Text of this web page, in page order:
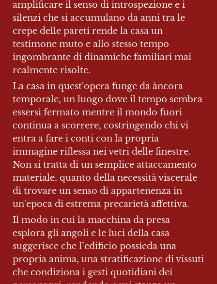
amplificare il senso di introspezione e i
silenzi che si accumulano da anni tra le
crepe delle pareti rende la casa un
testimone muto e allo stesso tempo
ingombrante di dinamiche familiari mai
realmente risolte.
La casa in quest'opera funge da àncora
temporale, un luogo dove il tempo sembra
essersi fermato mentre il mondo fuori
continua a scorrere, costringendo chi vi
entra a fare i conti con la propria
immagine riflessa nei vetri delle finestre.
Non si tratta di un semplice attaccamento
materiale, quanto della necessità viscerale
di trovare un senso di appartenenza in
un'epoca di estrema precarietà affettiva.
Il modo in cui la macchina da presa
esplora gli angoli e le luci della casa
suggerisce che l’edificio possieda una
propria anima, una stratificazione di vissuti
che condiziona i gesti quotidiani dei